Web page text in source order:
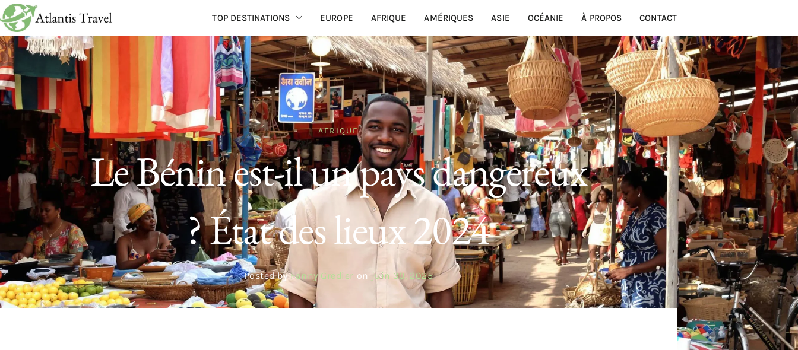
TOP DESTINATIONS EUROPE AFRIQUE AMÉRIQUES ASIE OCÉANIE À PROPOS CONTACT
AFRIQUE
Le Bénin est-il un pays dangereux
? État des lieux 2024
Posted by Fanny Gredier on juin 30, 2025